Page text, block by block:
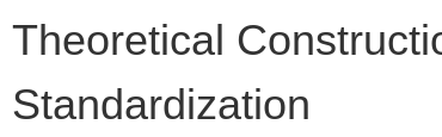
Theoretical
Standardization